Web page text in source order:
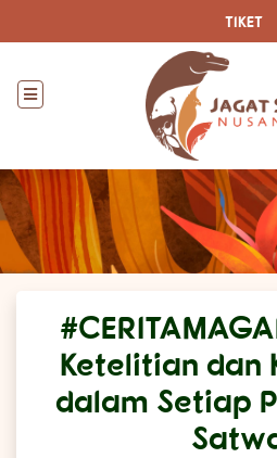
TIKET
Ketelitian dan
dalam Setiap